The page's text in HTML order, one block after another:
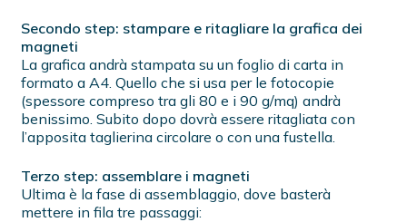
Secondo step: stampare e ritagliare la grafica dei
magneti
La grafica andrà stampata su un foglio di carta in
formato a A4. Quello che si usa per le fotocopie
(spessore compreso tra gli 80 e i 90 g/mq) andrà
benissimo. Subito dopo dovrà essere ritagliata con
l’apposita taglierina circolare o con una fustella.
Terzo step: assemblare i magneti
Ultima è la fase di assemblaggio, dove basterà
mettere in fila tre passaggi: